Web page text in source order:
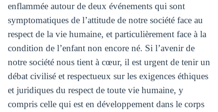
enflammée autour de deux événements qui sont
symptomatiques de l’attitude de notre société face au
respect de la vie humaine, et particulièrement face à la
condition de l’enfant non encore né. Si l’avenir de
notre société nous tient à cœur, il est urgent de tenir un
débat civilisé et respectueux sur les exigences éthiques
et juridiques du respect de toute vie humaine, y
compris celle qui est en développement dans le corps